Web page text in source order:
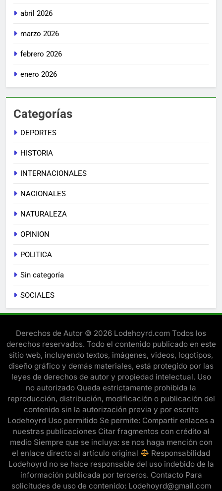
abril 2026
marzo 2026
febrero 2026
enero 2026
Categorías
DEPORTES
HISTORIA
INTERNACIONALES
NACIONALES
NATURALEZA
OPINION
POLITICA
Sin categoría
SOCIALES
Derechos de Autor © 2026 Lodehoyrd.com Todos los
derechos reservados. Todo el contenido publicado en este
sitio web, incluyendo textos, imágenes, videos, logotipos,
diseño gráfico y demás materiales, está protegido por las
leyes de derechos de autor y propiedad intelectual. Uso
no autorizado Queda estrictamente prohibida la
reproducción, distribución, modificación o publicación del
contenido sin la autorización previa y por escrito
Lodehoyrd Uso permitido Se permite: Compartir enlaces a
nuestras publicaciones Citar fragmentos con crédito al
medio Siempre que se incluya: se nos haga mención con
el enlace directo al artículo original
Responsabilidad
Lodehoyrd no se hace responsable del uso indebido de la
información publicada por terceros. Contacto Para
solicitudes de uso de contenido: Lodehoyrd@gmail.com